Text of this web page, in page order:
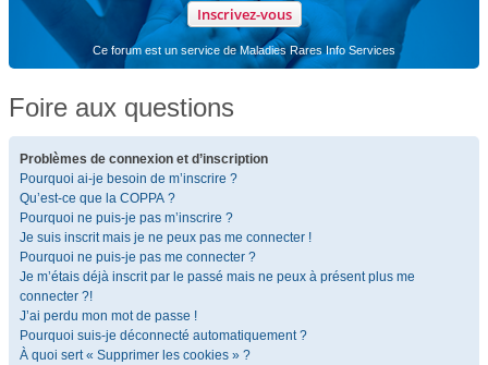
Inscrivez-vous
Ce forum est un service de Maladies Rares Info Services
Foire aux questions
Problèmes de connexion et d’inscription
Pourquoi ai-je besoin de m’inscrire ?
Qu’est-ce que la COPPA ?
Pourquoi ne puis-je pas m’inscrire ?
Je suis inscrit mais je ne peux pas me connecter !
Pourquoi ne puis-je pas me connecter ?
Je m’étais déjà inscrit par le passé mais ne peux à présent plus me
connecter ?!
J’ai perdu mon mot de passe !
Pourquoi suis-je déconnecté automatiquement ?
À quoi sert « Supprimer les cookies » ?